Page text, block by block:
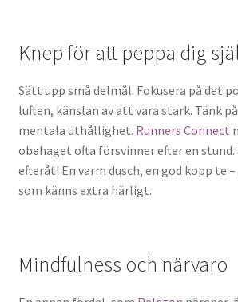
Knep för att peppa dig
Sätt upp små delmål. Fokusera på det
luften, känslan av att vara stark. Tänk
mentala uthållighet. Runners Connect
obehaget ofta försvinner efter en stund.
efteråt! En varm dusch, en god kopp te
som känns extra härligt.
Mindfulness och närvaro